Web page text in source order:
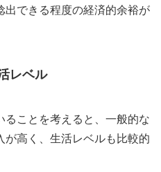
出できる程度の経済的余裕が
レベル
ことを考えると、一般的な
高く、生活レベルも比較的